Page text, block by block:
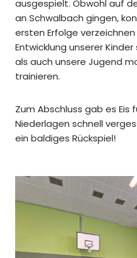
ausgespielt. Obwohl auf
an Schwalbach gingen,
ersten Erfolge
Entwicklung unserer
als auch unsere Jugend
trainieren.
Zum Abschluss gab es Eis
Niederlagen schnell
ein baldiges Rückspiel!